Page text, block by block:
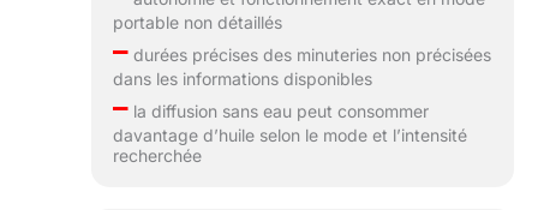
portable non détaillés
–durées précises des minuteries non précisées
dans les informations disponibles
–la diffusion sans eau peut consommer
davantage d’huile selon le mode et l’intensité
recherchée